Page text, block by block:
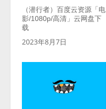
（潜行者）百度云资源「电
影/1080p/高清」云网盘下
载
2023年8月7日